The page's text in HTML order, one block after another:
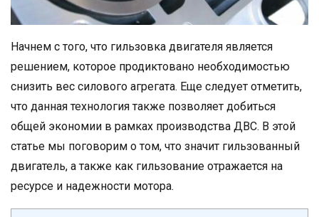
Начнем с того, что гильзовка двигателя является
решением, которое продиктовано необходимостью
снизить вес силового агрегата. Еще следует отметить,
что данная технология также позволяет добиться
общей экономии в рамках производства ДВС. В этой
статье мы поговорим о том, что значит гильзованный
двигатель, а также как гильзование отражается на
ресурсе и надежности мотора.